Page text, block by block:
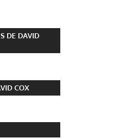
DE DAVID
COX